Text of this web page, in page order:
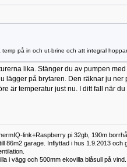
på in och ut-brine och att integral
lika. Stänger du av pumpen
lägger på brytaren. Den räknar ju
är temperatur just nu. I ditt fall när
link+Raspberry pi 32gb, 190m
86m2 garage. Inflyttad i hus 1.9.2013 och
i vägg och 500mm ekovilla blåsull på